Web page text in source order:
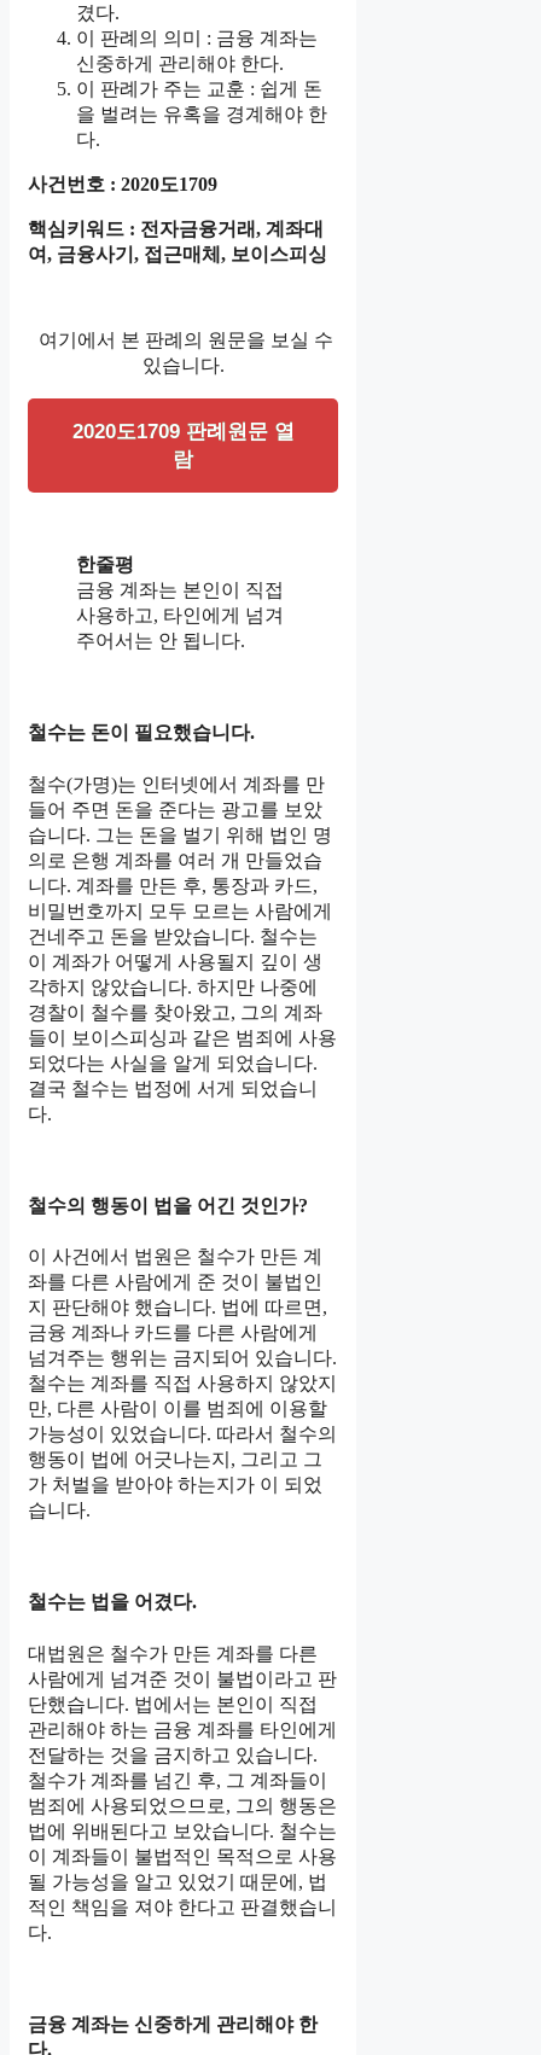
겼다.
이 판례의 의미 : 금융 계좌는
신중하게 관리해야 한다.
이 판례가 주는 교훈 : 쉽게 돈
을 벌려는 유혹을 경계해야 한
다.
사건번호 : 2020도1709
핵심키워드 : 전자금융거래, 계좌대
여, 금융사기, 접근매체, 보이스피싱
여기에서 본 판례의 원문을 보실 수
있습니다.
2020도1709 판례원문 열
람
한줄평
금융 계좌는 본인이 직접
사용하고, 타인에게 넘겨
주어서는 안 됩니다.
철수는 돈이 필요했습니다.
철수(가명)는 인터넷에서 계좌를 만
들어 주면 돈을 준다는 광고를 보았
습니다. 그는 돈을 벌기 위해 법인 명
의로 은행 계좌를 여러 개 만들었습
니다. 계좌를 만든 후, 통장과 카드,
비밀번호까지 모두 모르는 사람에게
건네주고 돈을 받았습니다. 철수는
이 계좌가 어떻게 사용될지 깊이 생
각하지 않았습니다. 하지만 나중에
경찰이 철수를 찾아왔고, 그의 계좌
들이 보이스피싱과 같은 범죄에 사용
되었다는 사실을 알게 되었습니다.
결국 철수는 법정에 서게 되었습니
다.
철수의 행동이 법을 어긴 것인가?
이 사건에서 법원은 철수가 만든 계
좌를 다른 사람에게 준 것이 불법인
지 판단해야 했습니다. 법에 따르면,
금융 계좌나 카드를 다른 사람에게
넘겨주는 행위는 금지되어 있습니다.
철수는 계좌를 직접 사용하지 않았지
만, 다른 사람이 이를 범죄에 이용할
가능성이 있었습니다. 따라서 철수의
행동이 법에 어긋나는지, 그리고 그
가 처벌을 받아야 하는지가 이 되었
습니다.
철수는 법을 어겼다.
대법원은 철수가 만든 계좌를 다른
사람에게 넘겨준 것이 불법이라고 판
단했습니다. 법에서는 본인이 직접
관리해야 하는 금융 계좌를 타인에게
전달하는 것을 금지하고 있습니다.
철수가 계좌를 넘긴 후, 그 계좌들이
범죄에 사용되었으므로, 그의 행동은
법에 위배된다고 보았습니다. 철수는
이 계좌들이 불법적인 목적으로 사용
될 가능성을 알고 있었기 때문에, 법
적인 책임을 져야 한다고 판결했습니
다.
금융 계좌는 신중하게 관리해야 한
다.